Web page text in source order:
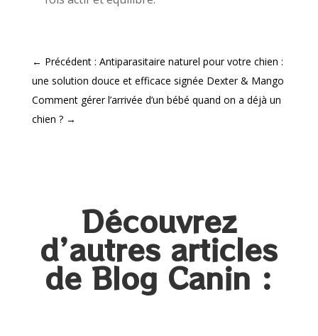
← Précédent : Antiparasitaire naturel pour votre chien :
une solution douce et efficace signée Dexter & Mango
Comment gérer l’arrivée d’un bébé quand on a déjà un
chien ?→
Découvrez
d’autres articles
de Blog Canin :